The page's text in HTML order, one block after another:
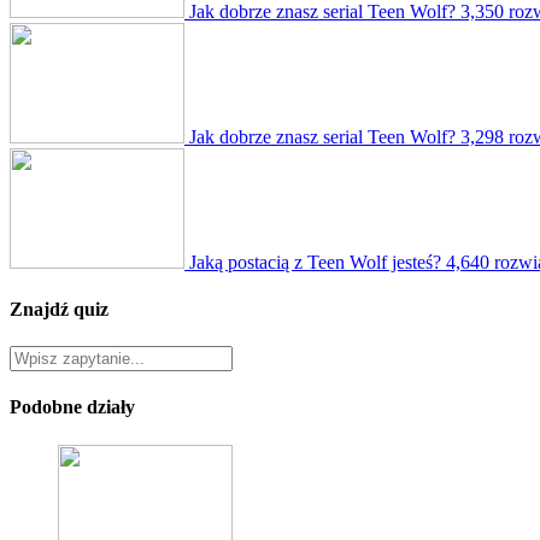
Jak dobrze znasz serial Teen Wolf? 3,350
Jak dobrze znasz serial Teen Wolf? 3,298
Jaką postacią z Teen Wolf jesteś? 4,640
Znajdź quiz
Podobne działy